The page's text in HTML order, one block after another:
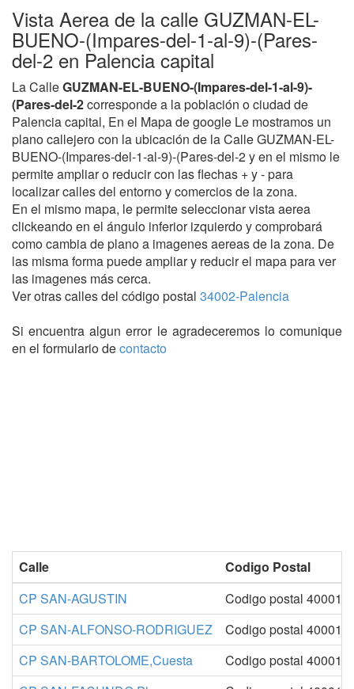
Vista Aerea de la calle GUZMAN-EL-
BUENO-(Impares-del-1-al-9)-(Pares-
del-2 en Palencia capital
La CalleGUZMAN-EL-BUENO-(Impares-del-1-al-9)-
(Pares-del-2corresponde a la población o ciudad de
Palencia capital, En el Mapa de google Le mostramos un
plano callejero con la ubicación de la Calle GUZMAN-EL-
BUENO-(Impares-del-1-al-9)-(Pares-del-2 y en el mismo le
permite ampliar o reducir con las flechas + y - para
localizar calles del entorno y comercios de la zona.
En el mismo mapa, le permite seleccionar vista aerea
clickeando en el ángulo inferior izquierdo y comprobará
como cambia de plano a imagenes aereas de la zona. De
las misma forma puede ampliar y reducir el mapa para ver
las imagenes más cerca.
Ver otras calles del código postal 34002-Palencia
Si encuentra algun error le agradeceremos lo comunique
en el formulario decontacto
Calle
Codigo Postal
CP SAN-AGUSTIN
Codigo postal 40001-
CP SAN-ALFONSO-RODRIGUEZ
Codigo postal 40001-
CP SAN-BARTOLOME,Cuesta
Codigo postal 40001-